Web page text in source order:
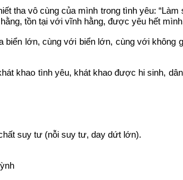
tha vô cùng của mình trong tình yêu:
tồn tại với vĩnh hằng, được yêu hết
lớn, cùng với biển lớn, cùng với
khao tình yêu, khát khao được hi sinh,
suy tư (nỗi suy tư, day dứt lớn).